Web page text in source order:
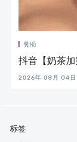
赞助
抖音【奶茶
2026年 08月 04日
标签